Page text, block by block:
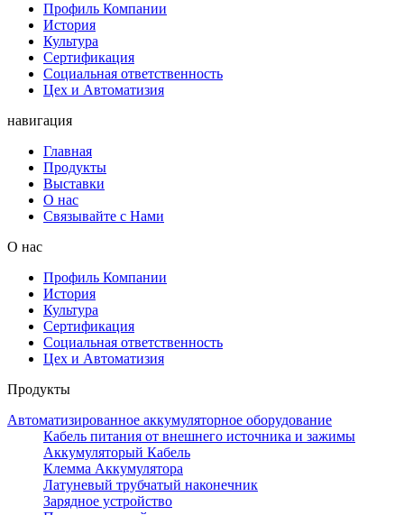
Профиль Компании
История
Культура
Сертификация
Социальная ответственность
Цех и Автоматизия
навигация
Главная
Продукты
Выставки
О нас
Связывайте с Нами
О нас
Профиль Компании
История
Культура
Сертификация
Социальная ответственность
Цех и Автоматизия
Продукты
Автоматизированное аккумуляторное оборудование
Кабель питания от внешнего источника и зажимы
Аккумуляторый Кабель
Клемма Аккумулятора
Латуневый трубчатый наконечник
Зарядное устройство